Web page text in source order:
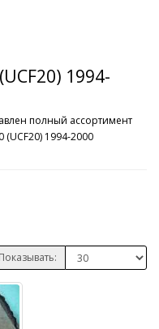
1994-
полный ассортимент
(UCF20) 1994-2000
Показывать: